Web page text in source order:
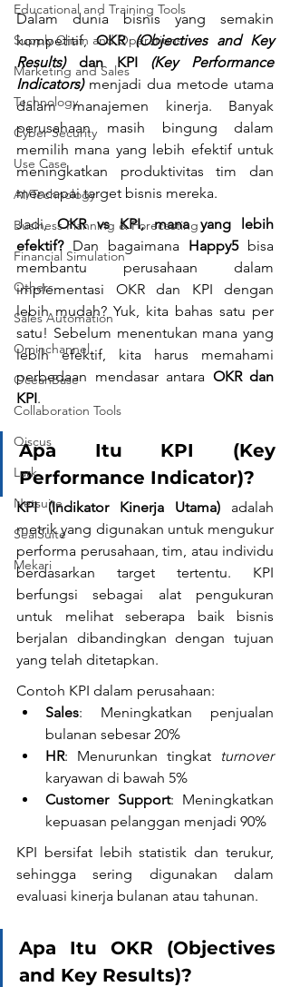
Educational and Training Tools
Supply Chain and Operations
Marketing and Sales
Technology
Cyber Security
Use Case
AI/Technology
Business Planning & Forecasting
Financial Simulation
Others
Sales Automation
Ominchannel
OceanBase
Collaboration Tools
Qiscus
Lark
Netsuite
SealSuite
Mekari
Dalam dunia bisnis yang semakin
kompetitif, OKR (Objectives and Key
Results) dan KPI (Key Performance
Indicators) menjadi dua metode utama
dalam manajemen kinerja. Banyak
perusahaan masih bingung dalam
memilih mana yang lebih efektif untuk
meningkatkan produktivitas tim dan
mencapai target bisnis mereka.
Jadi, OKR vs KPI, mana yang lebih
efektif? Dan bagaimana Happy5 bisa
membantu perusahaan dalam
implementasi OKR dan KPI dengan
lebih mudah? Yuk, kita bahas satu per
satu! Sebelum menentukan mana yang
lebih efektif, kita harus memahami
perbedaan mendasar antara OKR dan
KPI.
Apa Itu KPI (Key
Performance Indicator)?
KPI (Indikator Kinerja Utama) adalah
metrik yang digunakan untuk mengukur
performa perusahaan, tim, atau individu
berdasarkan target tertentu. KPI
berfungsi sebagai alat pengukuran
untuk melihat seberapa baik bisnis
berjalan dibandingkan dengan tujuan
yang telah ditetapkan.
Contoh KPI dalam perusahaan:
Sales: Meningkatkan penjualan
bulanan sebesar 20%
HR: Menurunkan tingkat
turnover
karyawan di bawah 5%
Customer Support: Meningkatkan
kepuasan pelanggan menjadi 90%
KPI bersifat lebih statistik dan terukur,
sehingga sering digunakan dalam
evaluasi kinerja bulanan atau tahunan.
Apa Itu OKR (Objectives
and Key Results)?